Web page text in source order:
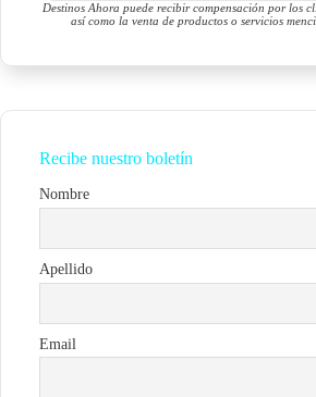
Destinos Ahora puede recibir compensación por los
así como la venta de productos o servicios
Recibe nuestro boletín
Nombre
Apellido
Email